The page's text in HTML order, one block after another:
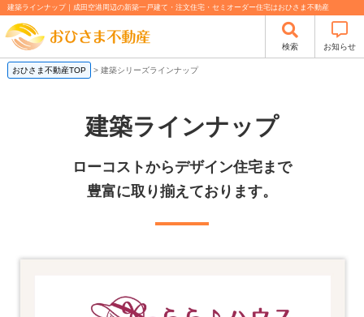
建築ラインナップ｜成田空港周辺の新築一戸建て・注文住宅・セミオーダー住宅はおひさま不動産
検索 お知らせ
おひさま不動産TOP > 建築シリーズラインナップ
建築ラインナップ
ローコストからデザイン住宅まで
豊富に取り揃えております。